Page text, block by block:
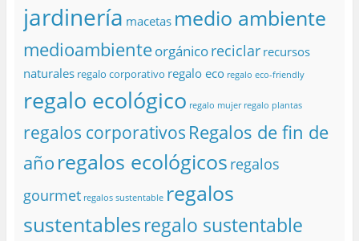
jardinería macetas medio ambiente
medioambienteorgánicoreciclar recursos
naturales regalo corporativo regalo eco regalo eco-friendly
regalo ecológico regalo mujer regalo plantas
regalos corporativos Regalos de fin de
año regalos ecológicos regalos
gourmet regalos sustentable regalos
sustentablesregalo sustentable